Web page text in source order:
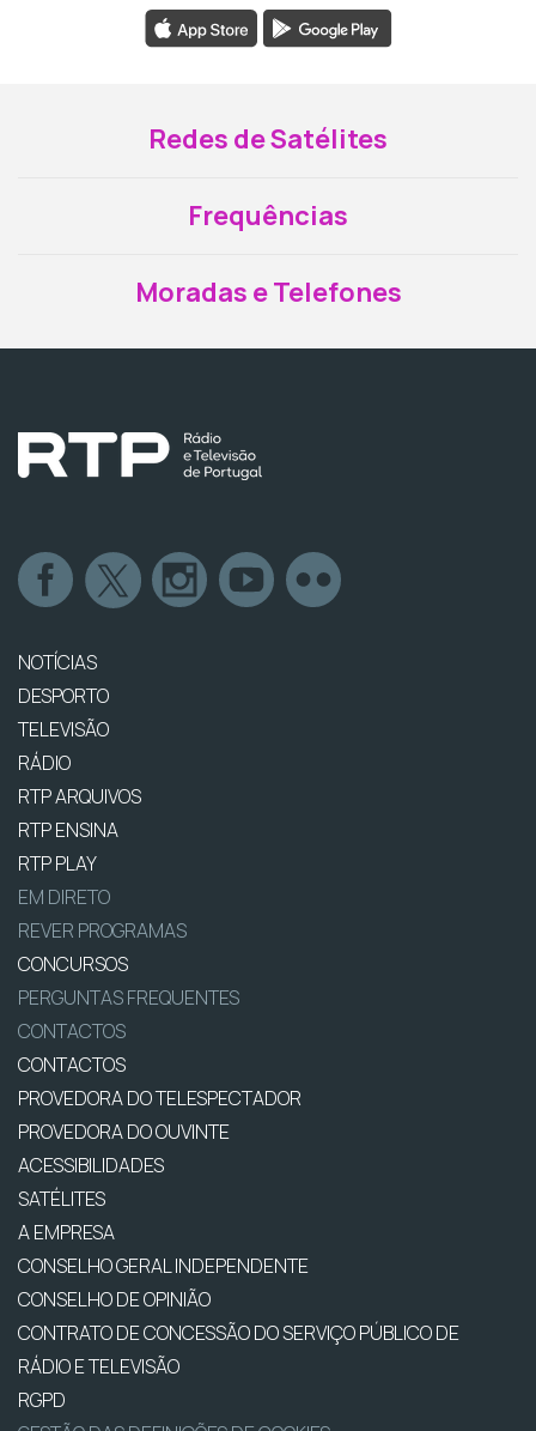
Redes de Satélites
Frequências
Moradas e Telefones
NOTÍCIAS
DESPORTO
TELEVISÃO
RÁDIO
RTP ARQUIVOS
RTP ENSINA
RTP PLAY
EM DIRETO
REVER PROGRAMAS
CONCURSOS
PERGUNTAS FREQUENTES
CONTACTOS
CONTACTOS
PROVEDORA DO TELESPECTADOR
PROVEDORA DO OUVINTE
ACESSIBILIDADES
SATÉLITES
A EMPRESA
CONSELHO GERAL INDEPENDENTE
CONSELHO DE OPINIÃO
CONTRATO DE CONCESSÃO DO SERVIÇO PÚBLICO DE
RÁDIO E TELEVISÃO
RGPD